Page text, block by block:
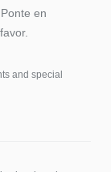
en
and special